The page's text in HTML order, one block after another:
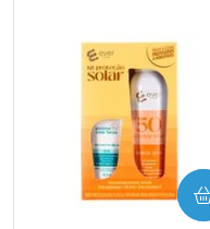
COMPRAR